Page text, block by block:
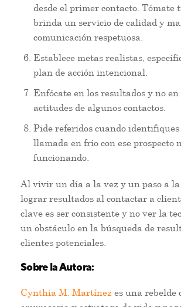
desde el primer contacto. Tómate
brinda un servicio de calidad y
comunicación respetuosa.
Establece metas realistas,
plan de acción intencional.
Enfócate en los resultados y no
actitudes de algunos contactos.
Pide referidos cuando
llamada en frío con ese prospecto
funcionando.
Al vivir un día a la vez y un paso a la
lograr resultados al contactar a
clave es ser consistente y no ver la
un obstáculo en la búsqueda de
clientes potenciales.
Sobre la Autora:
Cynthia M. Martínez es una rebelde